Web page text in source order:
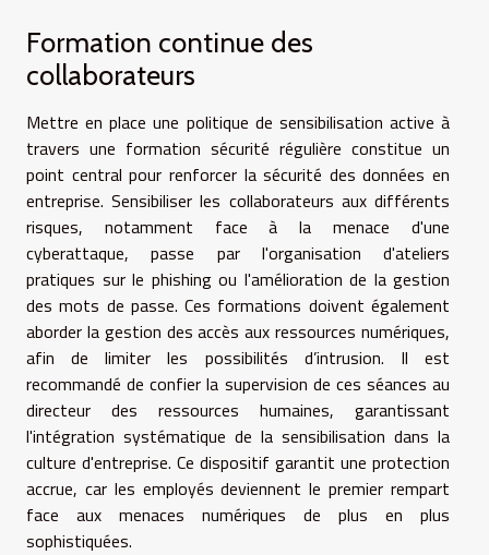
Formation continue des
collaborateurs
Mettre en place une politique de sensibilisation active à
travers une formation sécurité régulière constitue un
point central pour renforcer la sécurité des données en
entreprise. Sensibiliser les collaborateurs aux différents
risques, notamment face à la menace d'une
cyberattaque, passe par l'organisation d'ateliers
pratiques sur le phishing ou l'amélioration de la gestion
des mots de passe. Ces formations doivent également
aborder la gestion des accès aux ressources numériques,
afin de limiter les possibilités d’intrusion. Il est
recommandé de confier la supervision de ces séances au
directeur des ressources humaines, garantissant
l'intégration systématique de la sensibilisation dans la
culture d'entreprise. Ce dispositif garantit une protection
accrue, car les employés deviennent le premier rempart
face aux menaces numériques de plus en plus
sophistiquées.